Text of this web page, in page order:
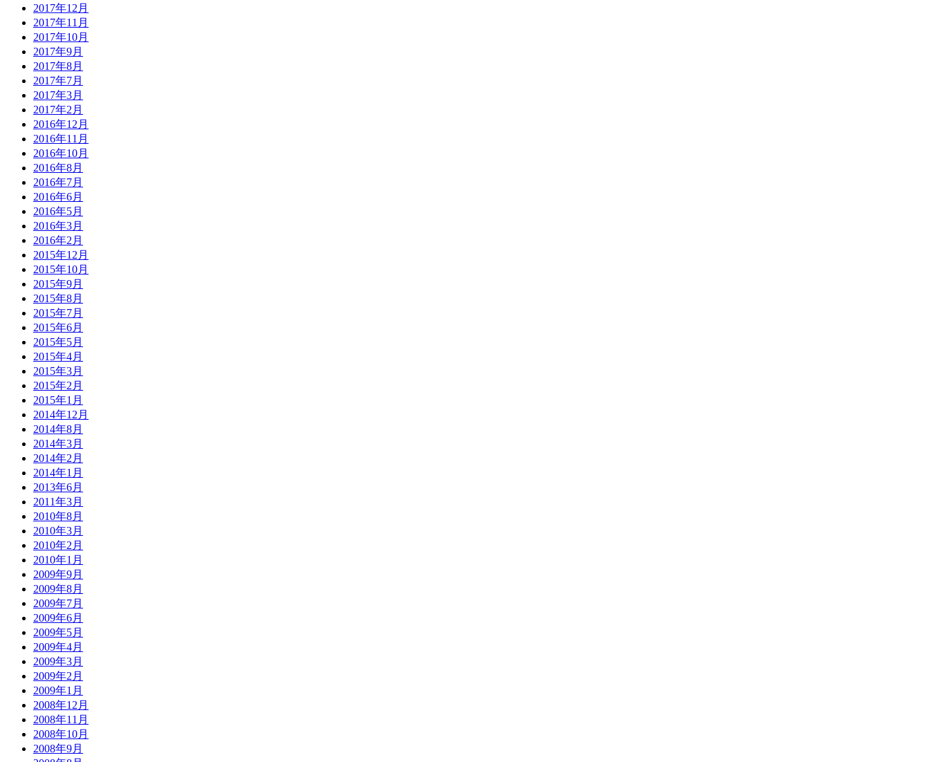
2017年12月
2017年11月
2017年10月
2017年9月
2017年8月
2017年7月
2017年3月
2017年2月
2016年12月
2016年11月
2016年10月
2016年8月
2016年7月
2016年6月
2016年5月
2016年3月
2016年2月
2015年12月
2015年10月
2015年9月
2015年8月
2015年7月
2015年6月
2015年5月
2015年4月
2015年3月
2015年2月
2015年1月
2014年12月
2014年8月
2014年3月
2014年2月
2014年1月
2013年6月
2011年3月
2010年8月
2010年3月
2010年2月
2010年1月
2009年9月
2009年8月
2009年7月
2009年6月
2009年5月
2009年4月
2009年3月
2009年2月
2009年1月
2008年12月
2008年11月
2008年10月
2008年9月